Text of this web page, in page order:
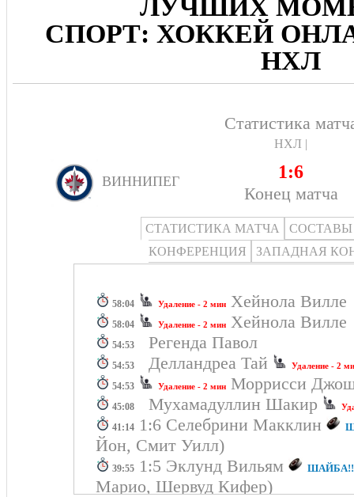
ЛУЧШИХ
СПОРТ: ХОККЕЙ
НХЛ
Статистика
НХЛ |
ВИННИПЕГ 1:6
Конец матча
СТАТИСТИКА МАТЧА
СОСТАВЫ
КОНФЕРЕНЦИЯ
ЗАПАДНАЯ
58:04 Удаление - 2 мин Хейнола
58:04 Удаление - 2 мин Хейнола
54:53 Регенда Павол
54:53 Делландреа Тай Удаление - 2
54:53 Удаление - 2 мин Моррисси
45:08 Мухамадуллин Шакир
41:14 1:6 Селебрини Макклин
Йон, Смит Уилл)
39:55 1:5 Эклунд Вильям
Марио, Шервуд Кифер)